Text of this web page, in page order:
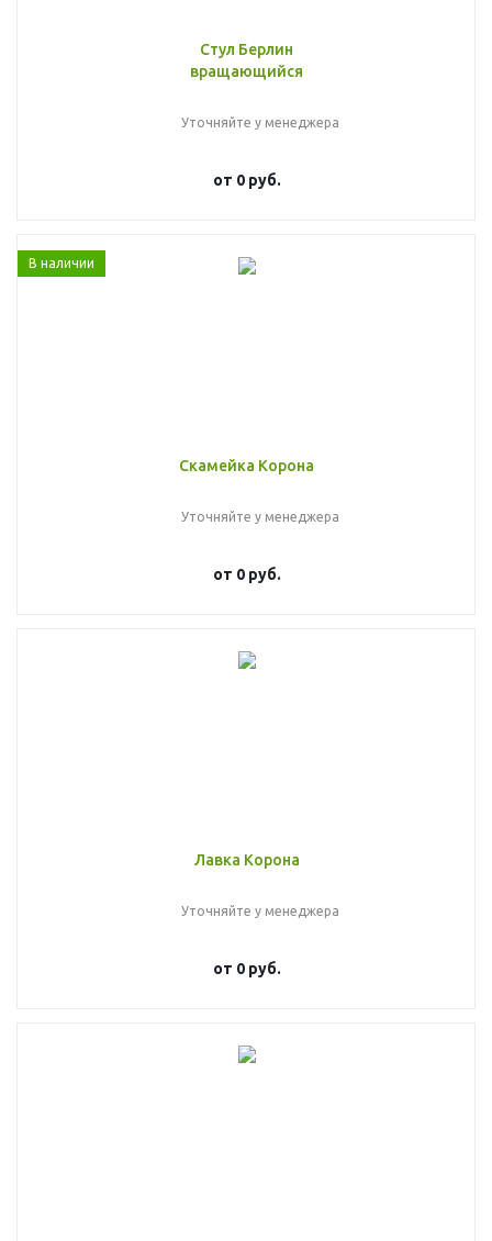
Стул Берлин
вращающийся
Уточняйте у менеджера
от 0 руб.
В наличии
Скамейка Корона
Уточняйте у менеджера
от 0 руб.
Лавка Корона
Уточняйте у менеджера
от 0 руб.